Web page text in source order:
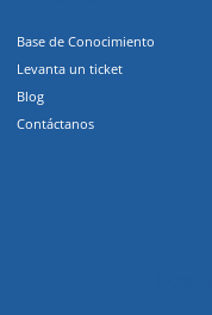
Base de Conocimiento
Levanta un ticket
Blog
Contáctanos